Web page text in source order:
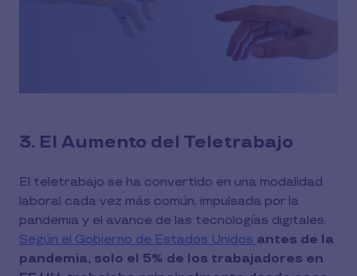
3. El Aumento del Teletrabajo
El teletrabajo se ha convertido en una modalidad
laboral cada vez más común, impulsada por la
pandemia y el avance de las tecnologías digitales.
Según el Gobierno de Estados Unidos antes de la
pandemia, solo el 5% de los trabajadores en